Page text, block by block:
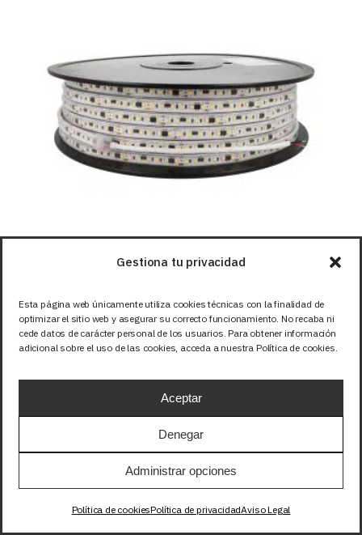
Gestiona tu privacidad
Esta página web únicamente utiliza cookies técnicas con la finalidad de
optimizar el sitio web y asegurar su correcto funcionamiento. No recaba ni
cede datos de carácter personal de los usuarios. Para obtener información
adicional sobre el uso de las cookies, acceda a nuestra Política de cookies.
Aceptar
Denegar
Administrar opciones
Política de cookiesPolítica de privacidadAviso Legal
TIRA 230V PRO 17W/m 120LED/m IP67
COLOR ORO 1800K 1m